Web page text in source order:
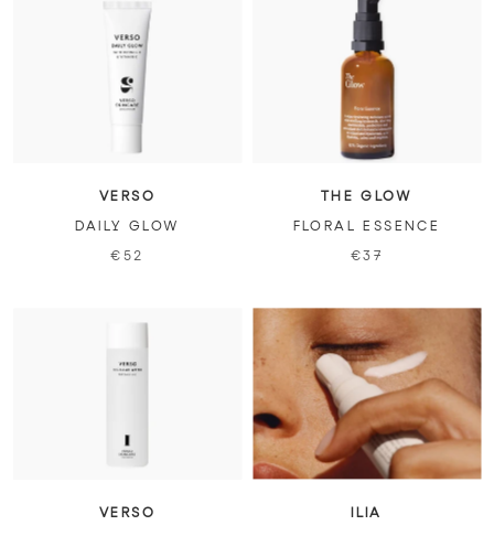
VERSO
DAILY GLOW
€52
THE GLOW
FLORAL ESSENCE
€37
VERSO ILIA